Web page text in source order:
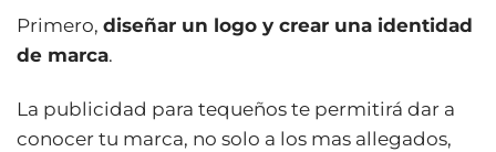
Primero, diseñar un logo y crear una identidad
de marca.
La publicidad para tequeños te permitirá dar a
conocer tu marca, no solo a los mas allegados,